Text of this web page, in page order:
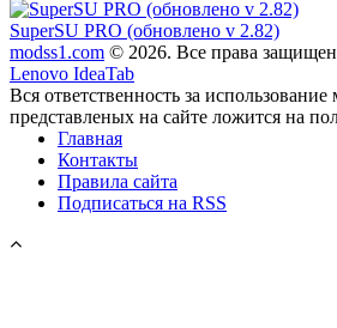
SuperSU PRO (обновлено v 2.82)
modss1.com © 2026. Все права
Lenovo IdeaTab
Вся ответственность за использование
представленых на сайте ложится на
Главная
Контакты
Правила сайта
Подписаться на RSS